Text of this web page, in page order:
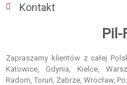
Kontakt
Pil-
Zapraszamy klientów z całej
Katowice, Gdynia, Kielce,
Radom, Toruń, Zabrze, Wrocław,